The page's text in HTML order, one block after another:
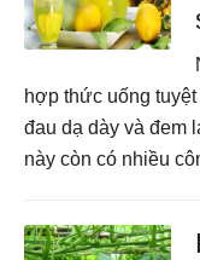
hợp thức uống
đau dạ dày và đem
này còn có nhiều